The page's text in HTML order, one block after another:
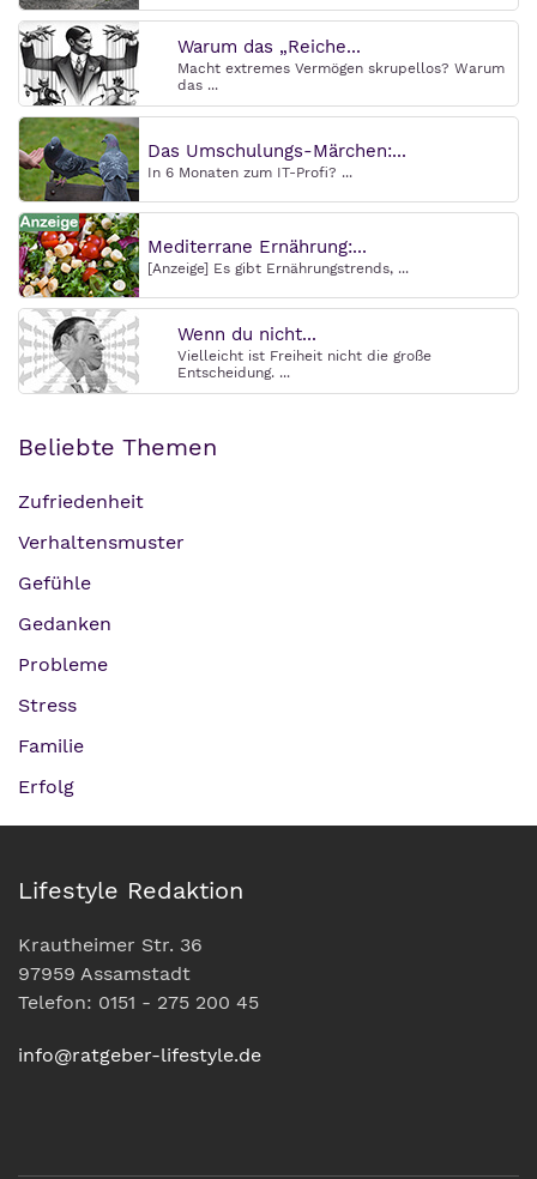
Warum das „Reiche...
Macht extremes Vermögen skrupellos? Warum
das ...
Das Umschulungs-Märchen:...
In 6 Monaten zum IT-Profi? ...
Mediterrane Ernährung:...
[Anzeige] Es gibt Ernährungstrends, ...
Wenn du nicht...
Vielleicht ist Freiheit nicht die große
Entscheidung. ...
Beliebte Themen
Zufriedenheit
Verhaltensmuster
Gefühle
Gedanken
Probleme
Stress
Familie
Erfolg
Lifestyle Redaktion
Krautheimer Str. 36
97959 Assamstadt
Telefon: 0151 - 275 200 45
info@ratgeber-lifestyle.de